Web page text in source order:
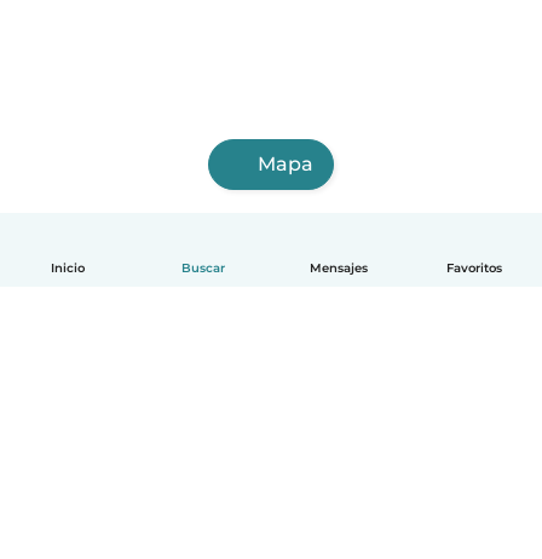
Inicio Buscar Mensajes Favoritos
Mapa